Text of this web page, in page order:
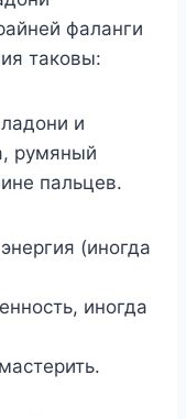
фаланги
таковы:
и
румяный
пальцев.
(иногда
иногда